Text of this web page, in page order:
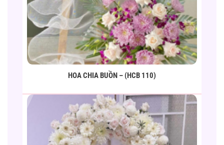
HOA CHIA BUỒN – (HCB 110)